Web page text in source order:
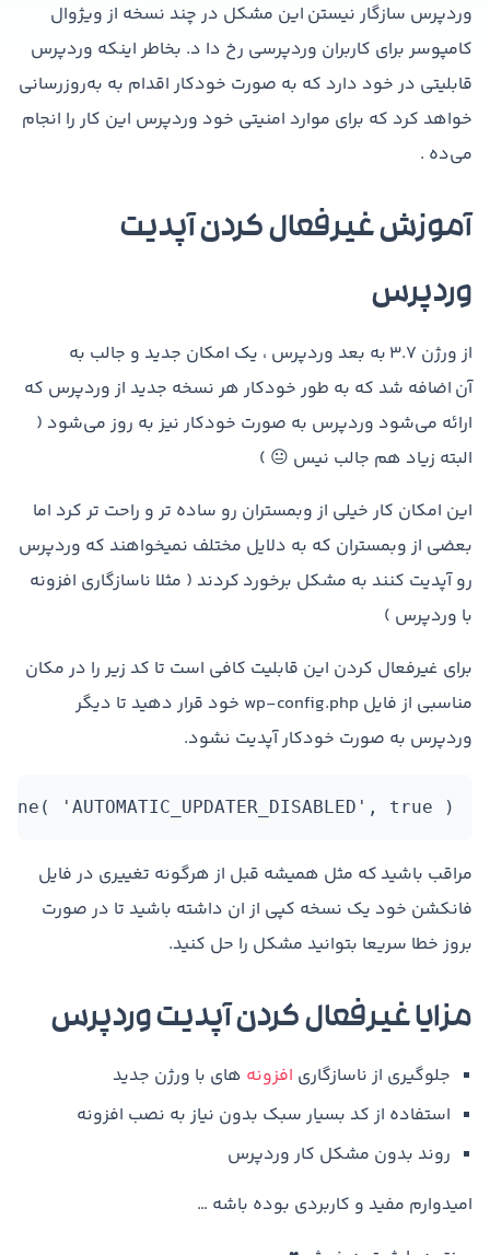
وردپرس سازگار نیستن این مشکل در چند نسخه از ویژوال
کامپوسر برای کاربران وردپرسی رخ دا د. بخاطر اینکه وردپرس
قابلیتی در خود دارد که به صورت خودکار اقدام به به‌روزرسانی
خواهد کرد که برای موارد امنیتی خود وردپرس این کار را انجام
می‌ده .
آموزش غیرفعال کردن آپدیت
وردپرس
از ورژن 3.7 به بعد وردپرس ، یک امکان جدید و جالب به
آن اضافه شد که به طور خودکار هر نسخه جدید از وردپرس که
ارائه می‌شود وردپرس به صورت خودکار نیز به روز می‌شود (
البته زیاد هم جالب نیس 😐 )
این امکان کار خیلی از وبمستران رو ساده تر و راحت تر کرد اما
بعضی از وبمستران که به دلایل مختلف نمیخواهند که وردپرس
رو آپدیت کنند به مشکل برخورد کردند ( مثلا ناسازگاری افزونه
با وردپرس )
برای غیرفعال کردن این قابلیت کافی است تا کد زیر را در مکان
مناسبی از فایل wp-config.php خود قرار دهید تا دیگر
وردپرس به صورت خودکار آپدیت نشود.
'AUTOMATIC_UPDATER_DISABLED', true );
مراقب باشید که مثل همیشه قبل از هرگونه تغییری در فایل
فانکشن خود یک نسخه کپی از ان داشته باشید تا در صورت
بروز خطا سریعا بتوانید مشکل را حل کنید.
مزایا غیرفعال کردن آپدیت وردپرس
جلوگیری از ناسازگاری افزونه های با ورژن جدید
استفاده از کد بسیار سبک بدون نیاز به نصب افزونه
روند بدون مشکل کار وردپرس
امیدوارم مفید و کاربردی بوده باشه …